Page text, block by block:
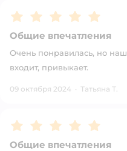
Рейтинг:5
Общие впечатления
Очень понравилась, но
входит, привыкает.
09 октября 2024 · Татьяна Т.
Рейтинг:5
Общие впечатления